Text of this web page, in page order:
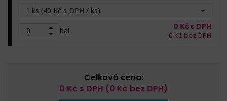
1 ks (40 Kč s DPH / ks)
bal. 0 Kč s DPH
0 Kč bez DPH
Celková cena:
0 Kč s DPH (0 Kč bez DPH)